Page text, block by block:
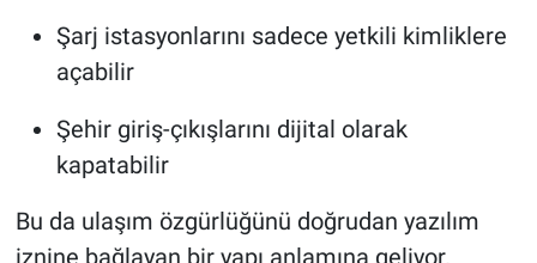
Şarj istasyonlarını sadece yetkili kimliklere
açabilir
Şehir giriş-çıkışlarını dijital olarak
kapatabilir
Bu da ulaşım özgürlüğünü doğrudan yazılım
iznine bağlayan bir yapı anlamına geliyor.